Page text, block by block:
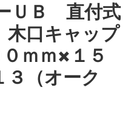
ＵＢ 直付式
木口キャップ
ｍｍ×１５
３（オーク